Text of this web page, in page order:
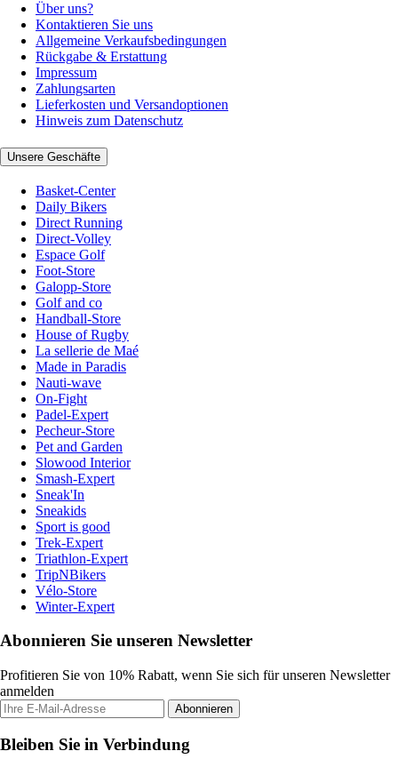
Über uns?
Kontaktieren Sie uns
Allgemeine Verkaufsbedingungen
Rückgabe & Erstattung
Impressum
Zahlungsarten
Lieferkosten und Versandoptionen
Hinweis zum Datenschutz
Unsere Geschäfte
Basket-Center
Daily Bikers
Direct Running
Direct-Volley
Espace Golf
Foot-Store
Galopp-Store
Golf and co
Handball-Store
House of Rugby
La sellerie de Maé
Made in Paradis
Nauti-wave
On-Fight
Padel-Expert
Pecheur-Store
Pet and Garden
Slowood Interior
Smash-Expert
Sneak'In
Sneakids
Sport is good
Trek-Expert
Triathlon-Expert
TripNBikers
Vélo-Store
Winter-Expert
Abonnieren Sie unseren Newsletter
Profitieren Sie von 10% Rabatt, wenn Sie sich für unseren Newsletter
anmelden
Abonnieren
Bleiben Sie in Verbindung